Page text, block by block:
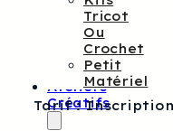
Tricot
Ou
Crochet
Petit
Matériel
Ateliers
Créatifs
Tarif : Inscription